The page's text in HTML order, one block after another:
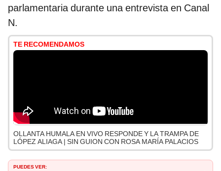
parlamentaria durante una entrevista en Canal
N.
TE RECOMENDAMOS
OLLANTA HUMALA EN VIVO RESPONDE Y LA TRAMPA DE
LÓPEZ ALIAGA | SIN GUION CON ROSA MARÍA PALACIOS
PUEDES VER: